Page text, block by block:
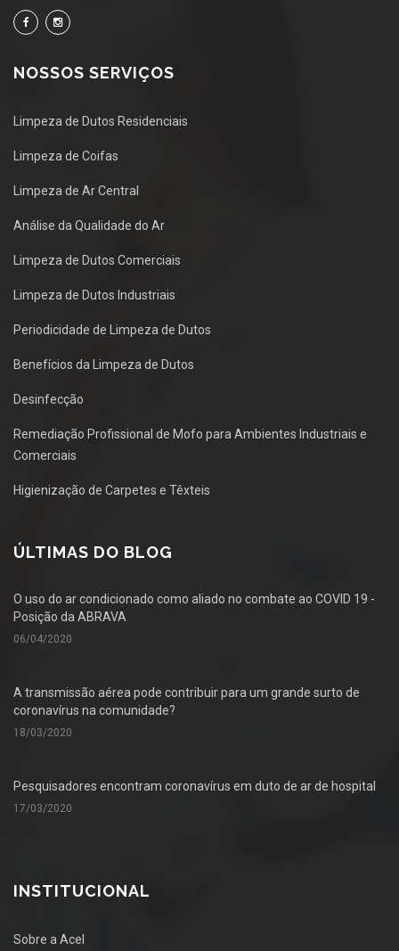
NOSSOS SERVIÇOS
Limpeza de Dutos Residenciais
Limpeza de Coifas
Limpeza de Ar Central
Análise da Qualidade do Ar
Limpeza de Dutos Comerciais
Limpeza de Dutos Industriais
Periodicidade de Limpeza de Dutos
Benefícios da Limpeza de Dutos
Desinfecção
Remediação Profissional de Mofo para Ambientes Industriais e
Comerciais
Higienização de Carpetes e Têxteis
ÚLTIMAS DO BLOG
O uso do ar condicionado como aliado no combate ao COVID 19 -
Posição da ABRAVA
06/04/2020
A transmissão aérea pode contribuir para um grande surto de
coronavírus na comunidade?
18/03/2020
Pesquisadores encontram coronavírus em duto de ar de hospital
17/03/2020
INSTITUCIONAL
Sobre a Acel